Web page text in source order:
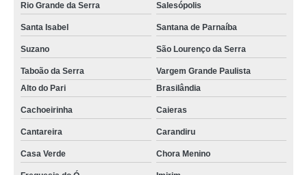
Rio Grande da Serra Salesópolis
Santa Isabel Santana de Parnaíba
Suzano São Lourenço da Serra
Taboão da Serra
Vargem Grande Paulista
Alto do Pari
Brasilândia
Cachoeirinha Caieras
Cantareira Carandiru
Casa Verde Chora Menino